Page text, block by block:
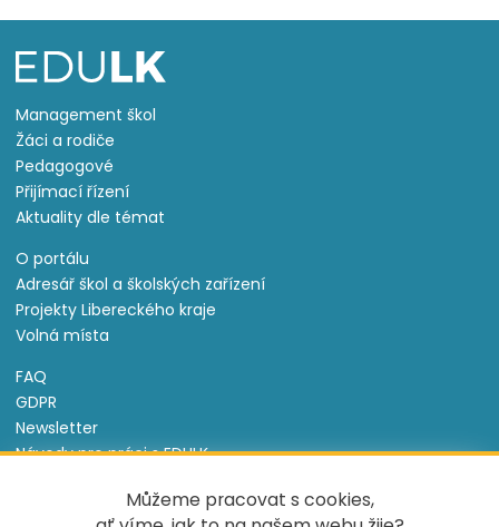
Můžeme pracovat s cookies,
Management škol
Žáci a rodiče
Pedagogové
Přijímací řízení
Aktuality dle témat
O portálu
Adresář škol a školských zařízení
Projekty Libereckého kraje
Volná místa
FAQ
GDPR
Newsletter
Návody pro práci s EDULK
Nastavení cookies